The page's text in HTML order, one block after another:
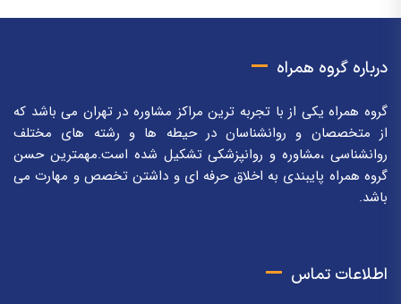
درباره گروه همراه
گروه همراه یکی از با تجربه ترین مراکز مشاوره در تهران می باشد که
از متخصصان و روانشناسان در حیطه ها و رشته های مختلف
روانشناسی ،مشاوره و روانپزشکی تشکیل شده است.مهمترین حسن
گروه همراه پایبندی به اخلاق حرفه ای و داشتن تخصص و مهارت می
باشد.
اطلاعات تماس